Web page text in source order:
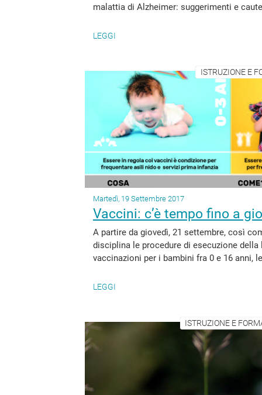
malattia di Alzheimer: suggerimenti e
LEGGI
ISTRUZIONE E
Martedì, 19 Settembre 2017
Vaccini: c’è tempo fino a
A partire da giovedì, 21 settembre, così
disciplina le procedure di esecuzione
vaccinazioni per i bambini fra 0 e 16 anni,
LEGGI
ISTRUZIONE E